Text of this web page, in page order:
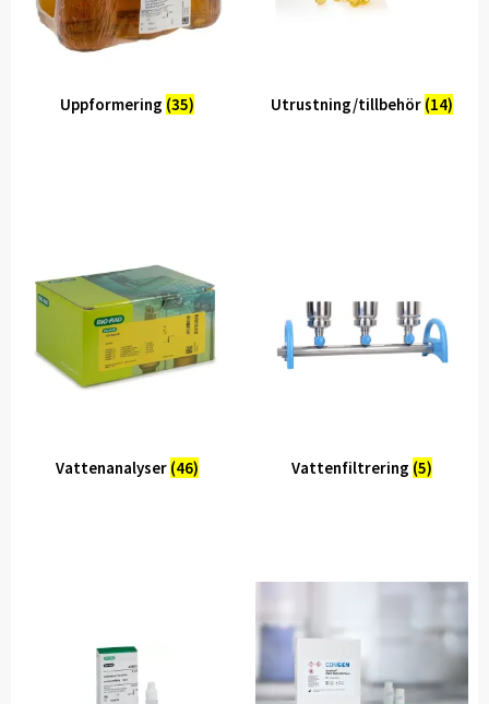
Uppformering (35) Utrustning/tillbehör (14)
Vattenanalyser (46) Vattenfiltrering (5)